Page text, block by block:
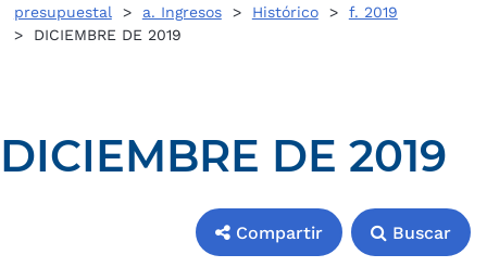
presupuestal> a. Ingresos> Histórico> f. 2019
> DICIEMBRE DE 2019
DICIEMBRE DE 2019
Compartir Buscar